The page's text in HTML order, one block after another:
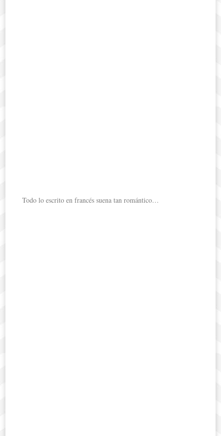
Todo lo escrito en francés suena tan romántico…